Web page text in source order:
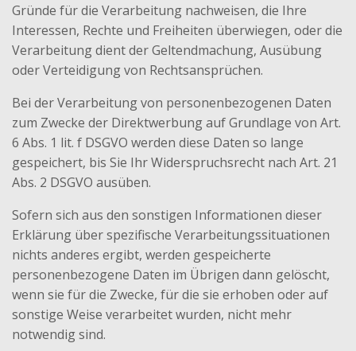
Gründe für die Verarbeitung nachweisen, die Ihre
Interessen, Rechte und Freiheiten überwiegen, oder die
Verarbeitung dient der Geltendmachung, Ausübung
oder Verteidigung von Rechtsansprüchen.
Bei der Verarbeitung von personenbezogenen Daten
zum Zwecke der Direktwerbung auf Grundlage von Art.
6 Abs. 1 lit. f DSGVO werden diese Daten so lange
gespeichert, bis Sie Ihr Widerspruchsrecht nach Art. 21
Abs. 2 DSGVO ausüben.
Sofern sich aus den sonstigen Informationen dieser
Erklärung über spezifische Verarbeitungssituationen
nichts anderes ergibt, werden gespeicherte
personenbezogene Daten im Übrigen dann gelöscht,
wenn sie für die Zwecke, für die sie erhoben oder auf
sonstige Weise verarbeitet wurden, nicht mehr
notwendig sind.